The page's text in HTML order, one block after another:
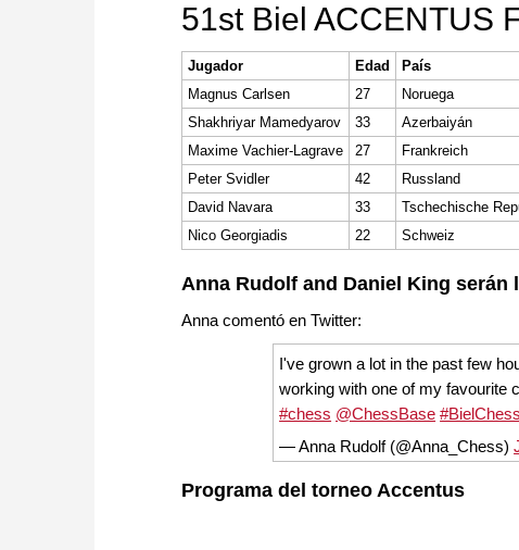
51st Biel ACCENTUS
Jugador Edad País
Magnus Carlsen
27 Noruega
Shakhriyar Mamedyarov
33 Azerbaiyán
Maxime Vachier-Lagrave
27 Frankreich
Peter Svidler
42 Russland
David Navara
33 Tschechische
Nico Georgiadis
22 Schweiz
Anna Rudolf and Daniel King serán
Anna comentó en Twitter:
I've grown a lot in the past few
working with one of my favourite
#chess @ChessBase
— Anna Rudolf (@Anna_Chess)
Programa del torneo Accentus